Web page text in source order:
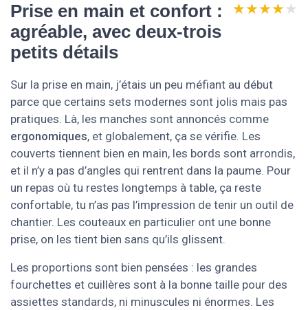
Prise en main et confort :
agréable, avec deux-trois
petits détails
★★★★★
★★★★★
Sur la prise en main, j’étais un peu méfiant au début
parce que certains sets modernes sont jolis mais pas
pratiques. Là, les manches sont annoncés comme
ergonomiques, et globalement, ça se vérifie. Les
couverts tiennent bien en main, les bords sont arrondis,
et il n’y a pas d’angles qui rentrent dans la paume. Pour
un repas où tu restes longtemps à table, ça reste
confortable, tu n’as pas l’impression de tenir un outil de
chantier. Les couteaux en particulier ont une bonne
prise, on les tient bien sans qu’ils glissent.
Les proportions sont bien pensées : les grandes
fourchettes et cuillères sont à la bonne taille pour des
assiettes standards, ni minuscules ni énormes. Les